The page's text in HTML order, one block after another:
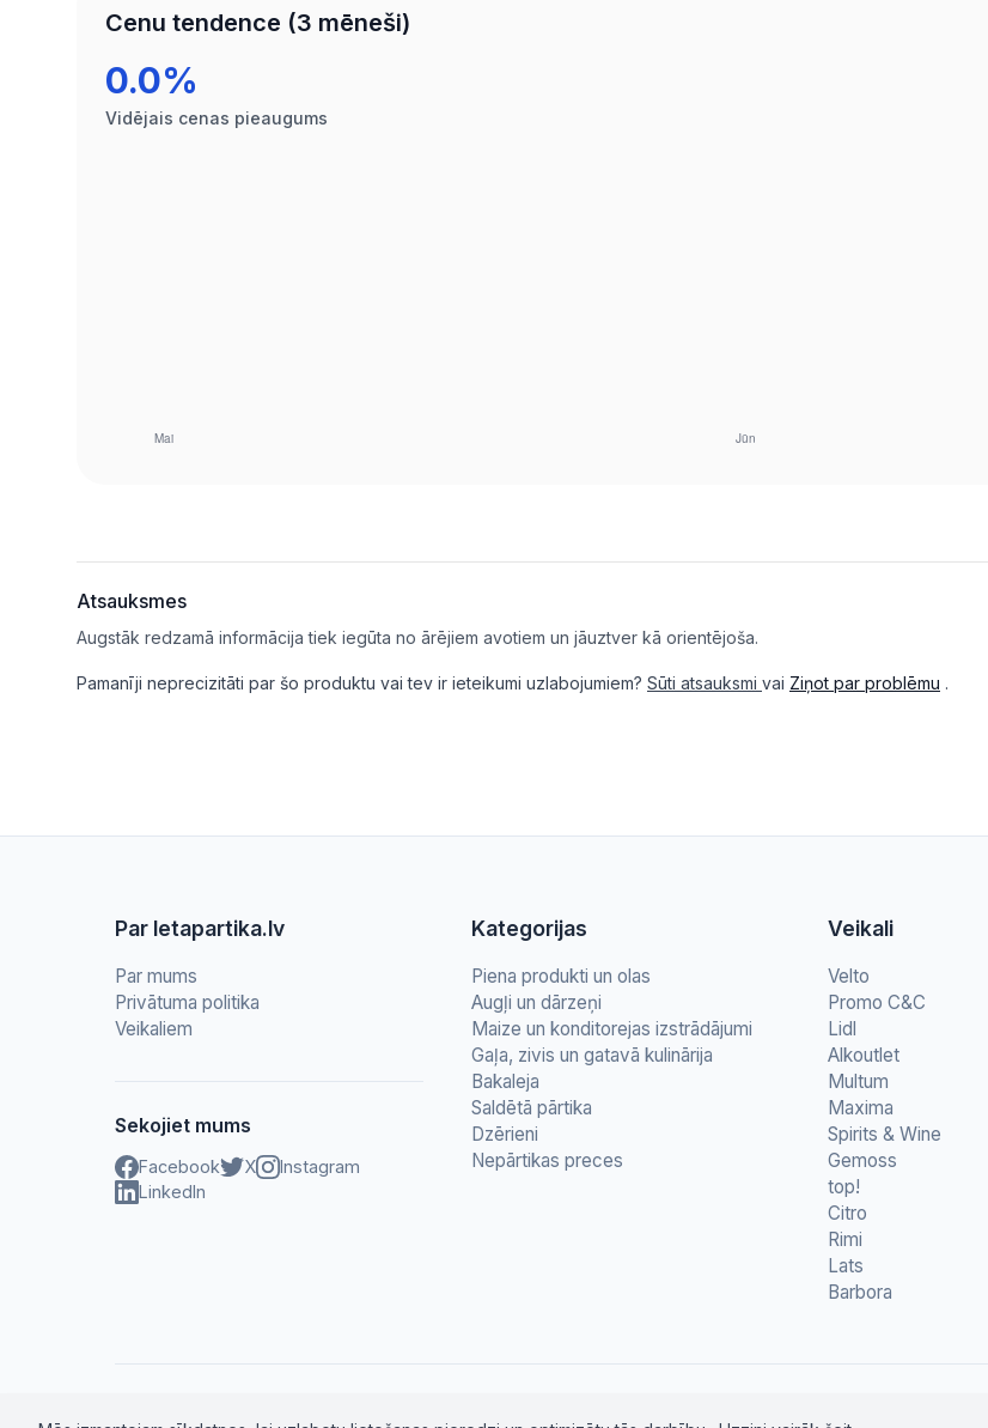
Cenu tendence (3 mēneši)
0.0%
Vidējais cenas pieaugums
Atsauksmes
Augstāk redzamā informācija tiek iegūta no ārējiem avotiem un jāuztver kā orientējoša.
Pamanīji neprecizitāti par šo produktu vai tev ir ieteikumi uzlabojumiem? Sūti atsauksmi vai Ziņot par problēmu .
Par letapartika.lv
Par mums
Privātuma politika
Veikaliem
Sekojiet mums
Facebook X
Instagram
LinkedIn
Kategorijas
Piena produkti un olas
Augļi un dārzeņi
Maize un konditorejas izstrādājumi
Gaļa, zivis un gatavā kulinārija
Bakaleja
Saldētā pārtika
Dzērieni
Nepārtikas preces
Veikali
Velto
Promo C&C
Lidl
Alkoutlet
Multum
Maxima
Spirits & Wine
Gemoss
top!
Citro
Rimi
Lats
Barbora